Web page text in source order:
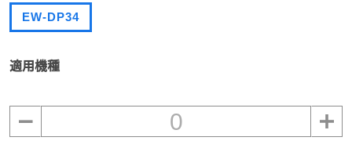
EW-DP34
適用機種
0